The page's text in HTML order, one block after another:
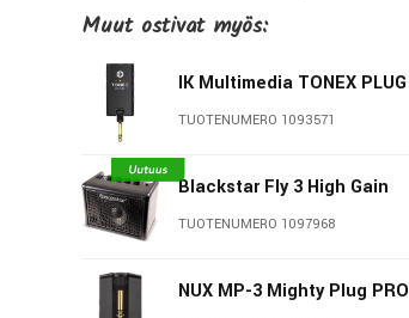
voit luoda juuri omaan
Laite toimii ladattavalla Li-
kulkee helposti mukana ja
audiolaitteena
Muut ostivat myös:
IK Multimedia TONEX PLUG
TUOTENUMERO 1093571
Blackstar Fly 3 High Gain
TUOTENUMERO 1097968
NUX MP-3 Mighty Plug PRO